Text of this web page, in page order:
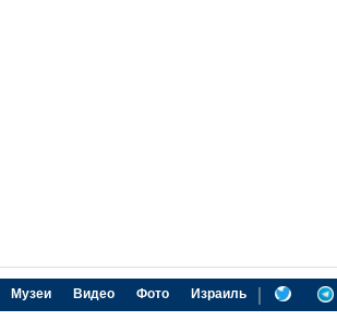
Музеи Видео Фото Израиль |